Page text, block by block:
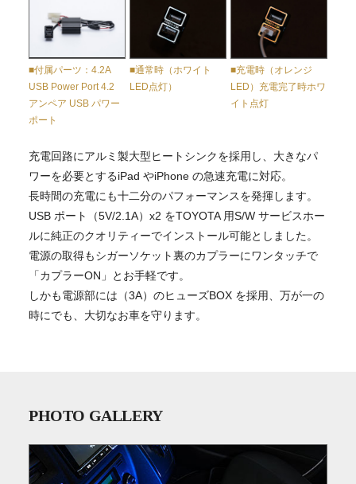
■付属パーツ：4.2A
USB Power Port 4.2
アンペア USB パワー
ポート
■通常時（ホワイト
LED点灯）
■充電時（オレンジ
LED）充電完了時ホワ
イト点灯
充電回路にアルミ製大型ヒートシンクを採用し、大きなパ
ワーを必要とするiPad やiPhone の急速充電に対応。
長時間の充電にも十二分のパフォーマンスを発揮します。
USB ポート（5V/2.1A）x2 をTOYOTA 用S/W サービスホー
ルに純正のクオリティーでインストール可能としました。
電源の取得もシガーソケット裏のカプラーにワンタッチで
「カプラーON」とお手軽です。
しかも電源部には（3A）のヒューズBOX を採用、万が一の
時にでも、大切なお車を守ります。
PHOTO GALLERY